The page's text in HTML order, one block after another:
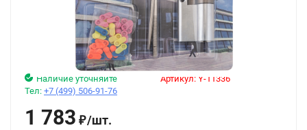
Артикул: Y-11336
Наличие уточняйте
Тел: +7 (499) 506-91-76
1 783 ₽/шт.